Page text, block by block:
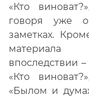
«Кто
говоря уже
заметках.
материала
впоследствии
«Кто
«Былом и